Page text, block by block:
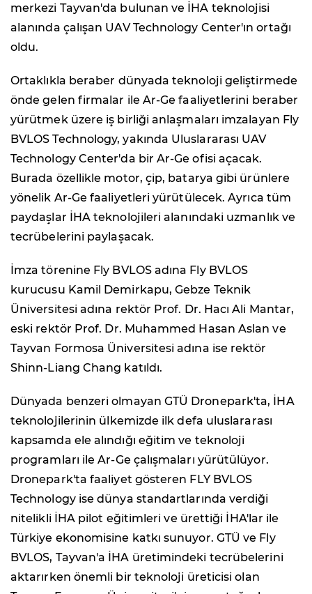
merkezi Tayvan'da bulunan ve İHA teknolojisi
alanında çalışan UAV Technology Center'ın ortağı
oldu.
Ortaklıkla beraber dünyada teknoloji geliştirmede
önde gelen firmalar ile Ar-Ge faaliyetlerini beraber
yürütmek üzere iş birliği anlaşmaları imzalayan Fly
BVLOS Technology, yakında Uluslararası UAV
Technology Center'da bir Ar-Ge ofisi açacak.
Burada özellikle motor, çip, batarya gibi ürünlere
yönelik Ar-Ge faaliyetleri yürütülecek. Ayrıca tüm
paydaşlar İHA teknolojileri alanındaki uzmanlık ve
tecrübelerini paylaşacak.
İmza törenine Fly BVLOS adına Fly BVLOS
kurucusu Kamil Demirkapu, Gebze Teknik
Üniversitesi adına rektör Prof. Dr. Hacı Ali Mantar,
eski rektör Prof. Dr. Muhammed Hasan Aslan ve
Tayvan Formosa Üniversitesi adına ise rektör
Shinn-Liang Chang katıldı.
Dünyada benzeri olmayan GTÜ Dronepark'ta, İHA
teknolojilerinin ülkemizde ilk defa uluslararası
kapsamda ele alındığı eğitim ve teknoloji
programları ile Ar-Ge çalışmaları yürütülüyor.
Dronepark'ta faaliyet gösteren FLY BVLOS
Technology ise dünya standartlarında verdiği
nitelikli İHA pilot eğitimleri ve ürettiği İHA'lar ile
Türkiye ekonomisine katkı sunuyor. GTÜ ve Fly
BVLOS, Tayvan'a İHA üretimindeki tecrübelerini
aktarırken önemli bir teknoloji üreticisi olan